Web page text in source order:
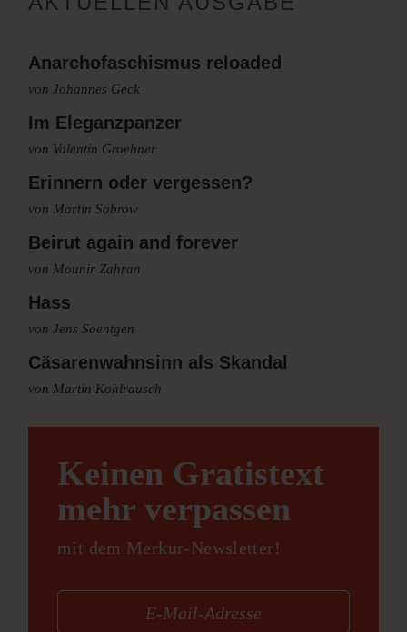
Anarchofaschismus reloaded
von Johannes Geck
Im Eleganzpanzer
von Valentin Groebner
Erinnern oder vergessen?
von Martin Sabrow
Beirut again and forever
von Mounir Zahran
Hass
von Jens Soentgen
Cäsarenwahnsinn als Skandal
von Martin Kohlrausch
Keinen Gratistext
mehr verpassen
mit dem Merkur-Newsletter!